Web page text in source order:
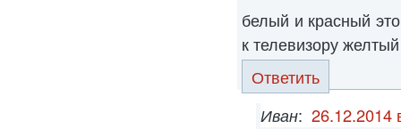
белый и красный
к телевизору
Ответить
Иван: 26.12.2014